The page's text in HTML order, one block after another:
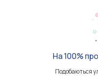
На 100%
Подобаються